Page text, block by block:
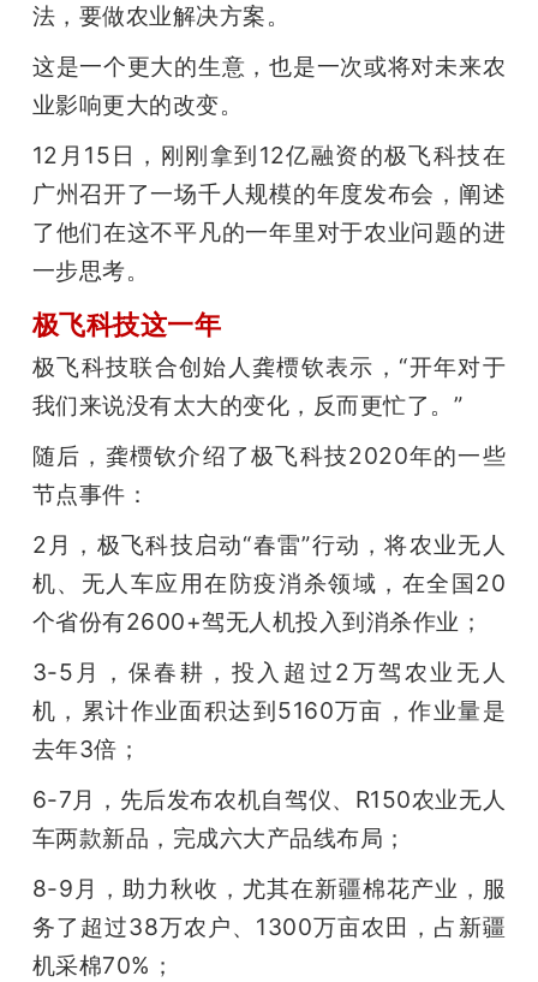
机
法，要做农业解决方案。
这是一个更大的生意，也是一次或将对未来农
业影响更大的改变。
12月15日，刚刚拿到12亿融资的极飞科技在
广州召开了一场千人规模的年度发布会，阐述
了他们在这不平凡的一年里对于农业问题的进
一步思考。
极飞科技这一年
极飞科技联合创始人龚槚钦表示，“开年对于
我们来说没有太大的变化，反而更忙了。”
随后，龚槚钦介绍了极飞科技2020年的一些
节点事件：
2月，极飞科技启动“春雷”行动，将农业无人
机、无人车应用在防疫消杀领域，在全国20
个省份有2600+驾无人机投入到消杀作业；
3-5月，保春耕，投入超过2万驾农业无人
机，累计作业面积达到5160万亩，作业量是
去年3倍；
6-7月，先后发布农机自驾仪、R150农业无人
车两款新品，完成六大产品线布局；
8-9月，助力秋收，尤其在新疆棉花产业，服
务了超过38万农户、1300万亩农田，占新疆
机采棉70%；